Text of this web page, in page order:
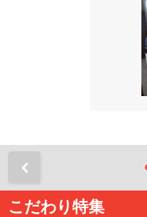
こだわり特集